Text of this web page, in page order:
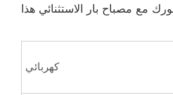
كهربائي